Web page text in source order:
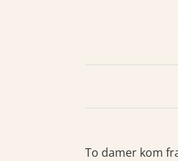
To damer kom